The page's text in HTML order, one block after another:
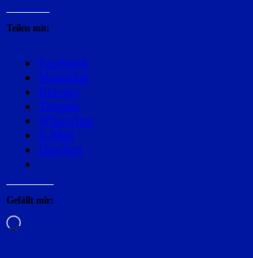
Teilen mit:
Facebook
Mastodon
Bluesky
Threads
WhatsApp
E-Mail
Drucken
Gefällt mir:
Wird